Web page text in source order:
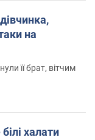
на
її брат, вітчим
халати